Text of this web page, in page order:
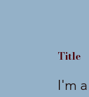
Title
I'm